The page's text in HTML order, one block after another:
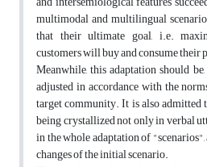
multimodal and multilingual
that their ultimate goal, i.e.
customers will buy and consume their
Meanwhile, this adaptation should
adjusted in accordance with the
target community. It is also admitted
being crystallized not only in verbal
in the whole adaptation of
changes of the initial scenario.